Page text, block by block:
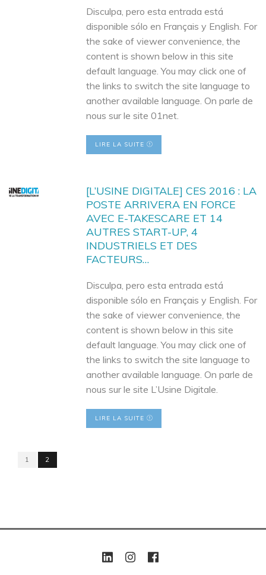
Disculpa, pero esta entrada está
disponible sólo en Français y English. For
the sake of viewer convenience, the
content is shown below in this site
default language. You may click one of
the links to switch the site language to
another available language. On parle de
nous sur le site 01net.
LIRE LA SUITE
[L’USINE DIGITALE] CES 2016 : LA
POSTE ARRIVERA EN FORCE
AVEC E-TAKESCARE ET 14
AUTRES START-UP, 4
INDUSTRIELS ET DES
FACTEURS…
Disculpa, pero esta entrada está
disponible sólo en Français y English. For
the sake of viewer convenience, the
content is shown below in this site
default language. You may click one of
the links to switch the site language to
another available language. On parle de
nous sur le site L’Usine Digitale.
LIRE LA SUITE
1 2